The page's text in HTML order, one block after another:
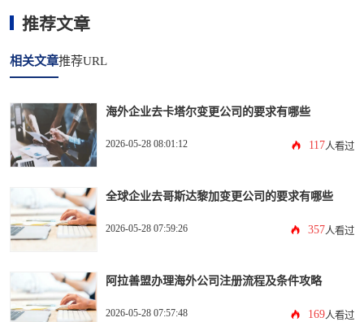
推荐文章
相关文章推荐URL
海外企业去卡塔尔变更公司的要求有哪些
2026-05-28 08:01:12 117人看过
全球企业去哥斯达黎加变更公司的要求有哪些
2026-05-28 07:59:26 357人看过
阿拉善盟办理海外公司注册流程及条件攻略
2026-05-28 07:57:48 169人看过